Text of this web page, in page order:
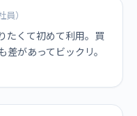
）
たくて初めて利用。買
があってビックリ。